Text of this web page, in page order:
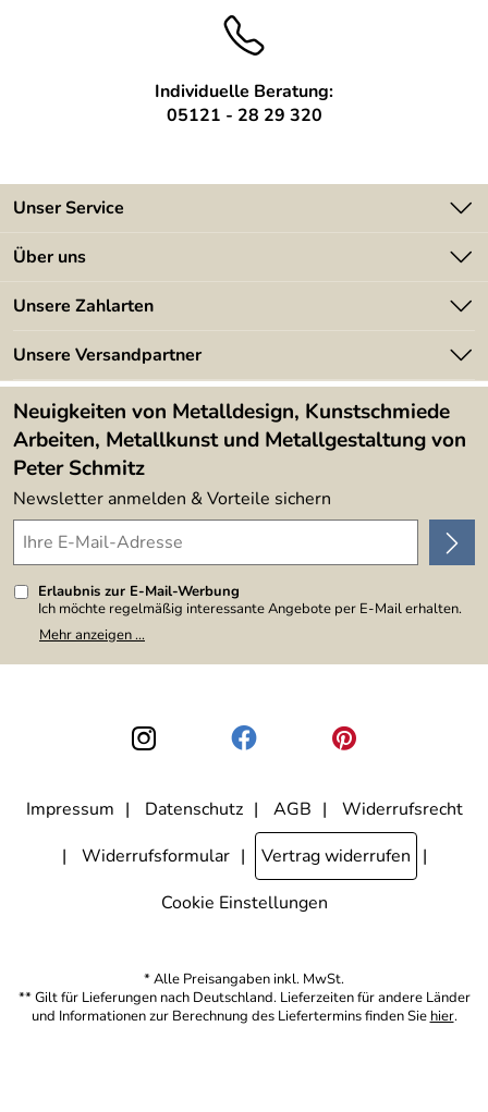
Individuelle Beratung:
05121 - 28 29 320
Unser Service
Kontakt
Kundeninformationen
Newsletter
Lieferbedingungen
Über uns
Angebote
Kundenbewertungen (394)
4,9/5
Unsere Zahlarten
Unsere Versandpartner
Neuigkeiten von Metalldesign, Kunstschmiede
Arbeiten, Metallkunst und Metallgestaltung von
Peter Schmitz
Newsletter anmelden & Vorteile sichern
Erlaubnis zur E-Mail-Werbung
Ich möchte regelmäßig interessante Angebote per E-Mail erhalten.
Meine E-Mail-Adresse wird nicht an andere Unternehmen
weitergegeben. Zu statistischen Zwecken wird in anonymer Form
den Link "Abmelden" am Ende des Newsletters anklicke. Die
Datenschutzerklärung
habe ich zur Kenntnis genommen.
Mehr anzeigen ...
Impressum Datenschutz AGB
Widerrufsrecht
Widerrufsformular
Vertrag widerrufen
Cookie Einstellungen
* Alle Preisangaben inkl. MwSt.
** Gilt für Lieferungen nach Deutschland. Lieferzeiten für andere Länder
und Informationen zur Berechnung des Liefertermins finden Sie hier.